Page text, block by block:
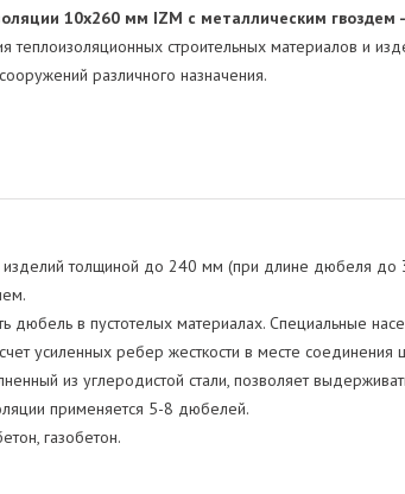
10х260 мм IZM с металлическим гвоздем -
теплоизоляционных строительных материалов и
различного назначения.
изделий толщиной до 240 мм (при длине дюбеля до
дюбель в пустотелых материалах. Специальные
усиленных ребер жесткости в месте
из углеродистой стали, позволяет
применяется 5-8 дюбелей.
газобетон.